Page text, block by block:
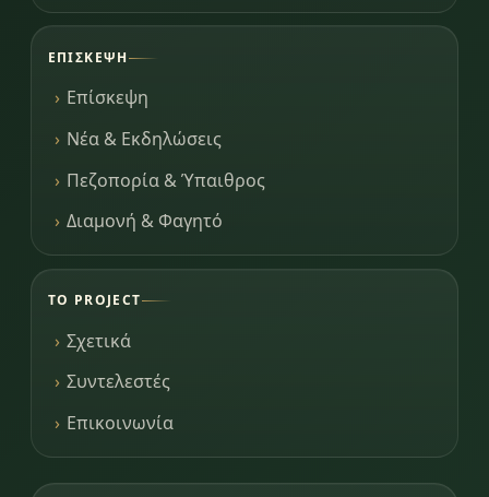
ΕΠΊΣΚΕΨΗ
Επίσκεψη
Νέα & Εκδηλώσεις
Πεζοπορία & Ύπαιθρος
Διαμονή & Φαγητό
ΤΟ PROJECT
Σχετικά
Συντελεστές
Επικοινωνία